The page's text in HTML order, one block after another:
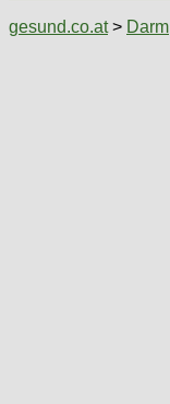
gesund.co.at> Darm